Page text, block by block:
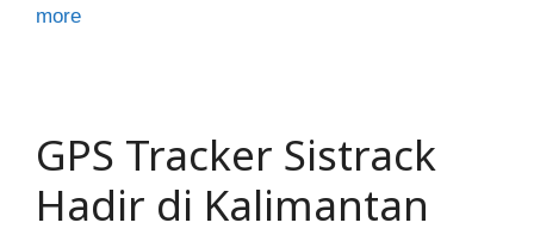
more
GPS Tracker Sistrack
Hadir di Kalimantan